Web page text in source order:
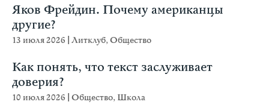
Яков Фрейдин. Почему американцы
другие?
13 июля 2026 Литклуб,Общество
Как понять, что текст заслуживает
доверия?
10 июля 2026 Общество, Школа